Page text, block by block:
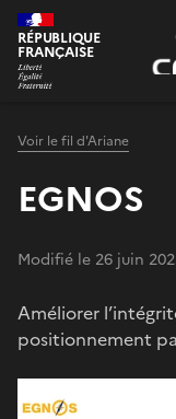
Panneau de gestion
RÉPUBLIQUE
FRANÇAISE
Voir le fil d'Ariane
EGNOS
Modifié le 26 juin
Améliorer
positionnement